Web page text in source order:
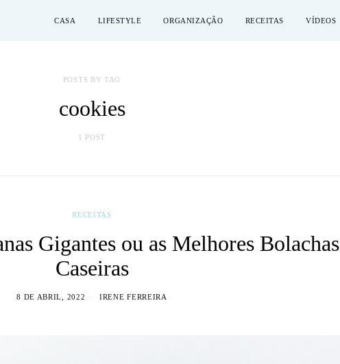
CASA LIFESTYLE ORGANIZAÇÃO RECEITAS VÍDEOS
POSTS BY TAG
cookies
1 POST
RECEITAS
Gigantes ou as Melhores Bolachas
Caseiras
8 DE ABRIL, 2022 IRENE FERREIRA